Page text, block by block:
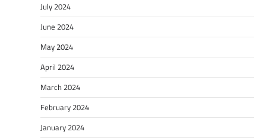
July 2024
June 2024
May 2024
April 2024
March 2024
February 2024
January 2024